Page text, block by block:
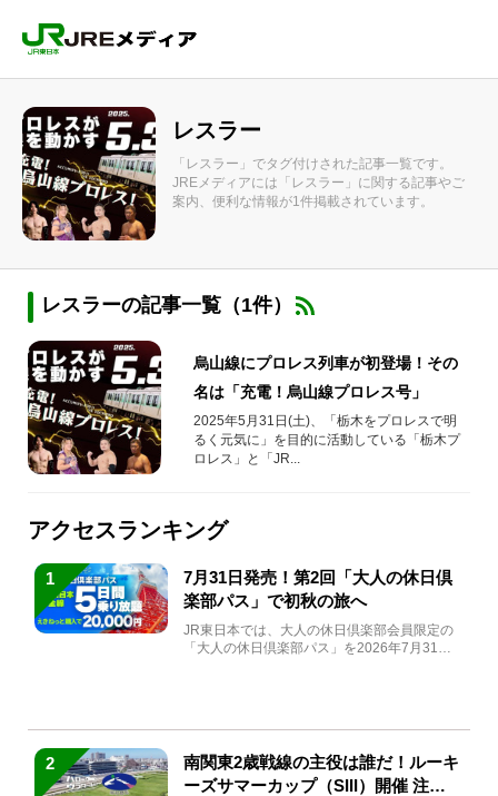
レスラー
「レスラー」でタグ付けされた記事一覧です。
JREメディアには「レスラー」に関する記事やご
案内、便利な情報が1件掲載されています。
レスラーの記事一覧（1件）
烏山線にプロレス列車が初登場！その
名は「充電！烏山線プロレス号」
2025年5月31日(土)、「栃木をプロレスで明
るく元気に」を目的に活動している「栃木プ
ロレス」と「JR...
アクセスランキング
1
7月31日発売！第2回「大人の休日倶
楽部パス」で初秋の旅へ
JR東日本では、大人の休日倶楽部会員限定の
「大人の休日倶楽部パス」を2026年7月31日
2
南関東2歳戦線の主役は誰だ！ルーキ
ーズサマーカップ（SIII）開催 注目